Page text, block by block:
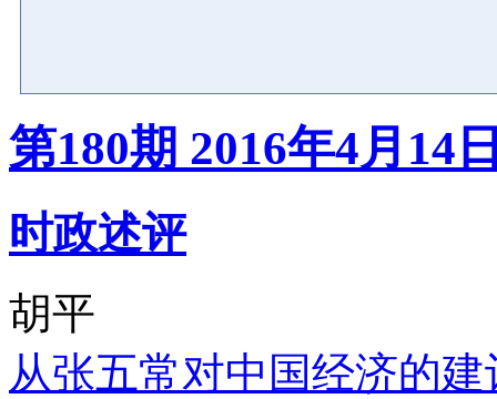
第180期 2016年4月14
时政述评
胡平
从张五常对中国经济的